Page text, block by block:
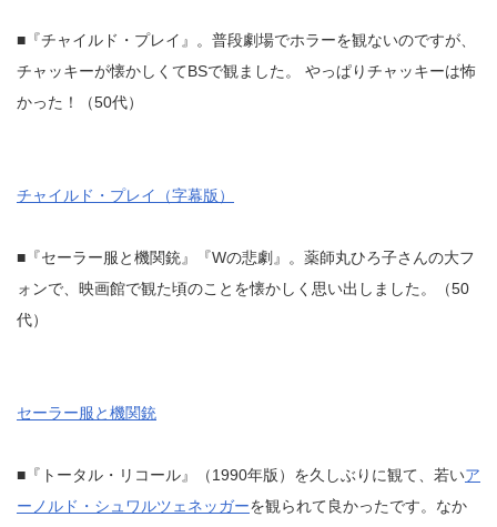
■『チャイルド・プレイ』。普段劇場でホラーを観ないのですが、
チャッキーが懐かしくてBSで観ました。 やっぱりチャッキーは怖
かった！（50代）
チャイルド・プレイ（字幕版）
■『セーラー服と機関銃』『Wの悲劇』。薬師丸ひろ子さんの大フ
ォンで、映画館で観た頃のことを懐かしく思い出しました。（50
代）
セーラー服と機関銃
■『トータル・リコール』（1990年版）を久しぶりに観て、若いア
ーノルド・シュワルツェネッガーを観られて良かったです。なか